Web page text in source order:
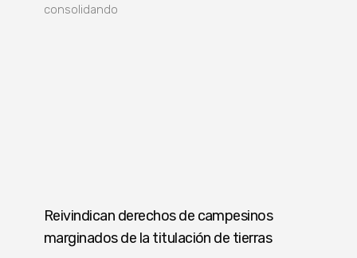
consolidando
Reivindican derechos de campesinos
marginados de la titulación de tierras